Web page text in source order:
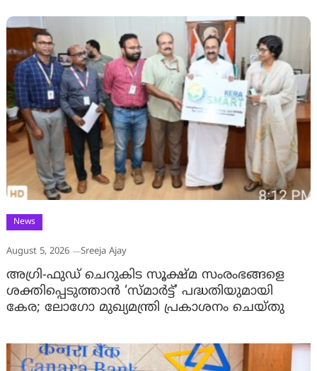
News
August 5, 2026 Sreeja Ajay
അഗ്രി-ഫുഡ് ചെറുകിട സൂക്ഷ്മ സംരംഭങ്ങളെ
ശക്തിപ്പെടുത്താന്‍ ‘സ്മാര്‍ട്ട്’ പദ്ധതിയുമായി
കേര; ലോഗോ മുഖ്യമന്ത്രി പ്രകാശനം ചെയ്തു